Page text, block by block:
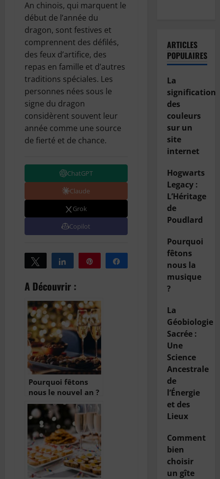
An chinois, qui marquent le
début de l’année du
dragon, sont festives et
comprennent des défilés,
des feux d’artifice, des
repas en famille et d’autres
traditions spéciales. Les
personnes nées sous le
signe du dragon
considèrent souvent leur
année comme une source
de fierté et de chance.
ChatGPT
Claude
Grok
Copilot
Tweetez Partagez Épingle
A Découvrir :
Pourquoi fêtons
nous le nouvel an ?
ARTICLES
POPULAIRES
La
signification
des
couleurs
sur un
site
internet
Hogwarts
Legacy :
L’Héritage
de
Poudlard
Pourquoi
fêtons
nous la
musique
?
La
Géobiologie
Sacrée :
Une
Science
Ancestrale
de
l’Énergie
et des
Lieux
Comment
bien
choisir
un gîte